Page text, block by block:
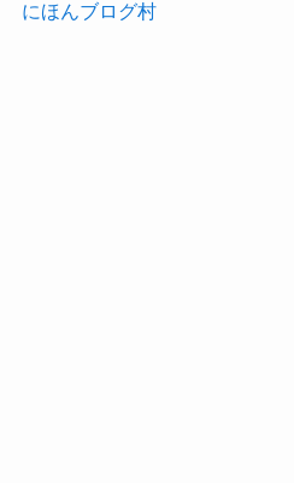
にほんブログ村